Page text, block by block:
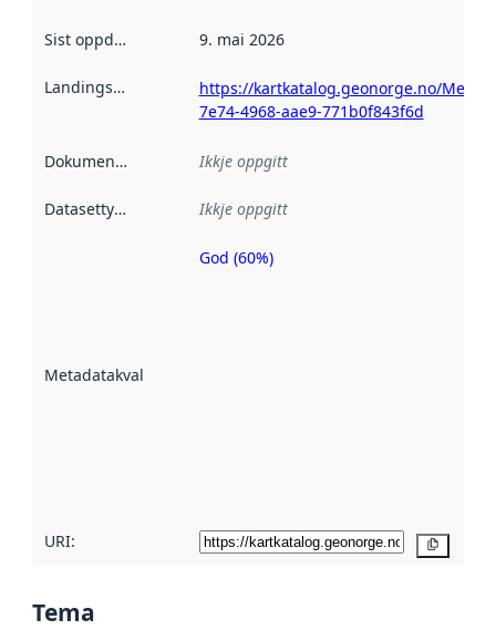
Sist oppdatert 9. mai 2026
Landingsside
https://kartkatalog.geonorge.no/
7e74-4968-aae9-771b0f843f6d
Dokumentasjon Ikkje oppgitt
Datasettype Ikkje oppgitt
Metadatakvalitet
Metadatakvalitet
God (60%)
URI:
Tema